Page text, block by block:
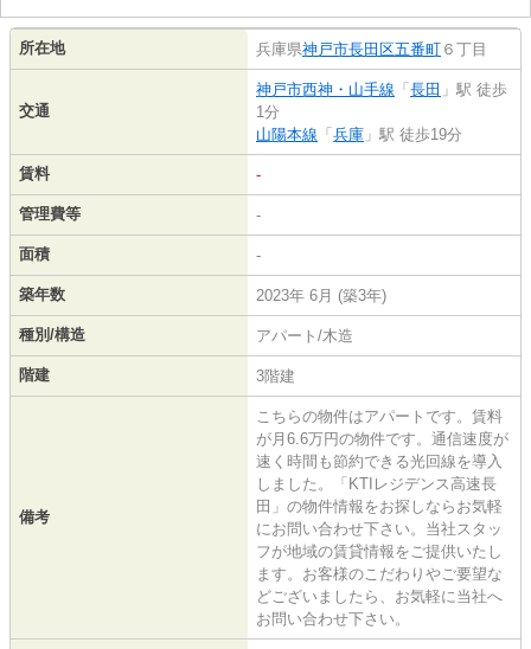
所在地 兵庫県神戸市長田区五番町 ６丁目
交通
神戸市西神・山手線 「 長田 」駅 徒歩
1分
山陽本線 「 兵庫 」駅 徒歩19分
賃料 -
管理費等 -
面積 -
築年数 2023年 6月 (築3年)
種別/構造 アパート/木造
階建 3階建
備考
こちらの物件はアパートです。賃料
が月6.6万円の物件です。通信速度が
速く時間も節約できる光回線を導入
しました。「KTIレジデンス高速長
田」の物件情報をお探しならお気軽
にお問い合わせ下さい。当社スタッ
フが地域の賃貸情報をご提供いたし
ます。お客様のこだわりやご要望な
どございましたら、お気軽に当社へ
お問い合わせ下さい。